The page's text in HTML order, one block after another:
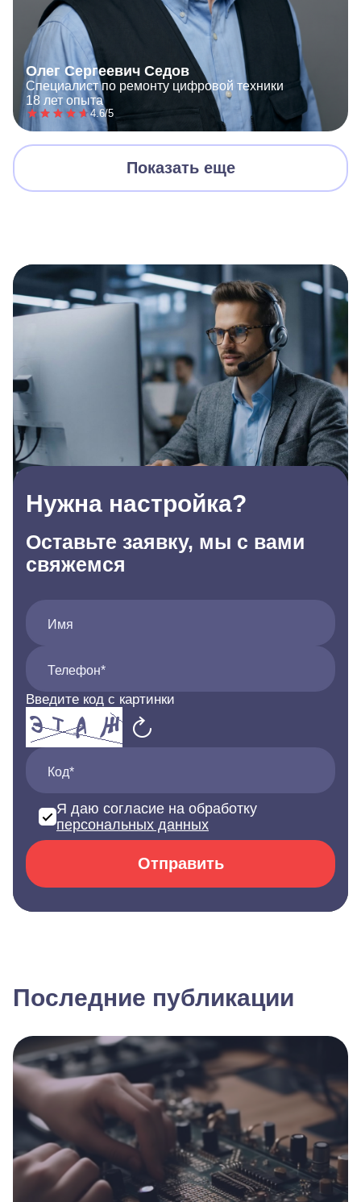
Олег Сергеевич Седов
Специалист по ремонту цифровой техники
18 лет опыта
4.6/5
Показать еще
Нужна настройка?
Оставьте заявку, мы с вами
свяжемся
Имя
Телефон*
Введите код с картинки
Код*
Я даю согласие на обработку
персональных данных
Отправить
Последние публикации